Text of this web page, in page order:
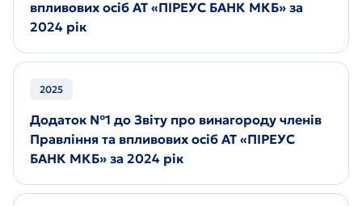
впливових осіб АТ «ПІРЕУС БАНК МКБ» за
2024 рік
2025
Додаток №1 до Звіту про винагороду членів
Правління та впливових осіб АТ «ПІРЕУС
БАНК МКБ» за 2024 рік